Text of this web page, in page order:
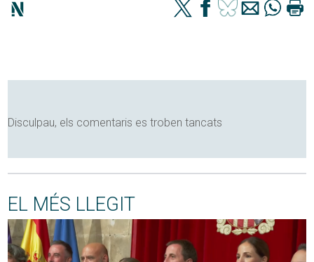
Disculpau, els comentaris es troben tancats
EL MÉS LLEGIT